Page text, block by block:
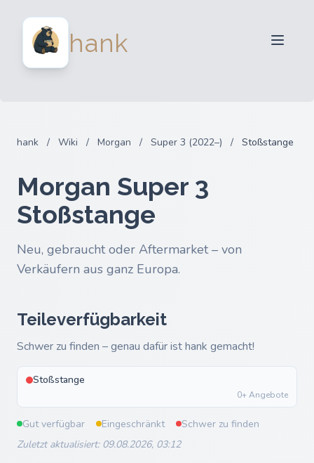
hank
Anmelden
hank / Wiki / Morgan / Super 3 (2022–) / Stoßstange
Morgan Super 3
Stoßstange
Neu, gebraucht oder Aftermarket – von
Verkäufern aus ganz Europa.
Teileverfügbarkeit
Schwer zu finden – genau dafür ist hank gemacht!
Stoßstange
0+ Angebote
Gut verfügbar Eingeschränkt
Schwer zu finden
Zuletzt aktualisiert: 09.08.2026, 03:12